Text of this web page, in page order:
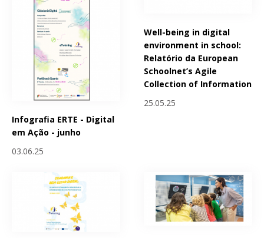
Infografia ERTE - Digital
em Ação - junho
03.06.25
Well-being in digital
environment in school:
Relatório da European
Schoolnet’s Agile
Collection of Information
25.05.25